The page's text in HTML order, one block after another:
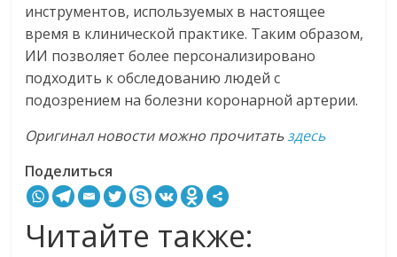
инструментов, используемых в настоящее
время в клинической практике. Таким образом,
ИИ позволяет более персонализировано
подходить к обследованию людей с
подозрением на болезни коронарной артерии.
Оригинал новости можно прочитатьздесь
Поделиться
Читайте также: